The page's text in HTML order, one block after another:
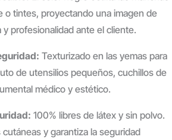
o tintes, proyectando una imagen de
y profesionalidad ante el cliente.
Texturizado en las yemas para
de utensilios pequeños, cuchillos de
médico y estético.
100% libres de látex y sin polvo.
cutáneas y garantiza la seguridad